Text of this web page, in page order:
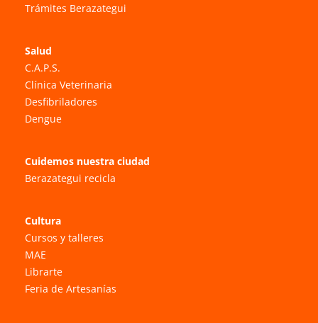
Trámites Berazategui
Salud
C.A.P.S.
Clínica Veterinaria
Desfibriladores
Dengue
Cuidemos nuestra ciudad
Berazategui recicla
Cultura
Cursos y talleres
MAE
Librarte
Feria de Artesanías